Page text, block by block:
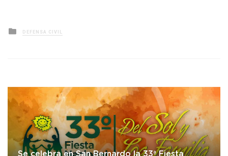
Posted
in
DEFENSA CIVIL
Se celebra en San Bernardo la 33ª Fiesta